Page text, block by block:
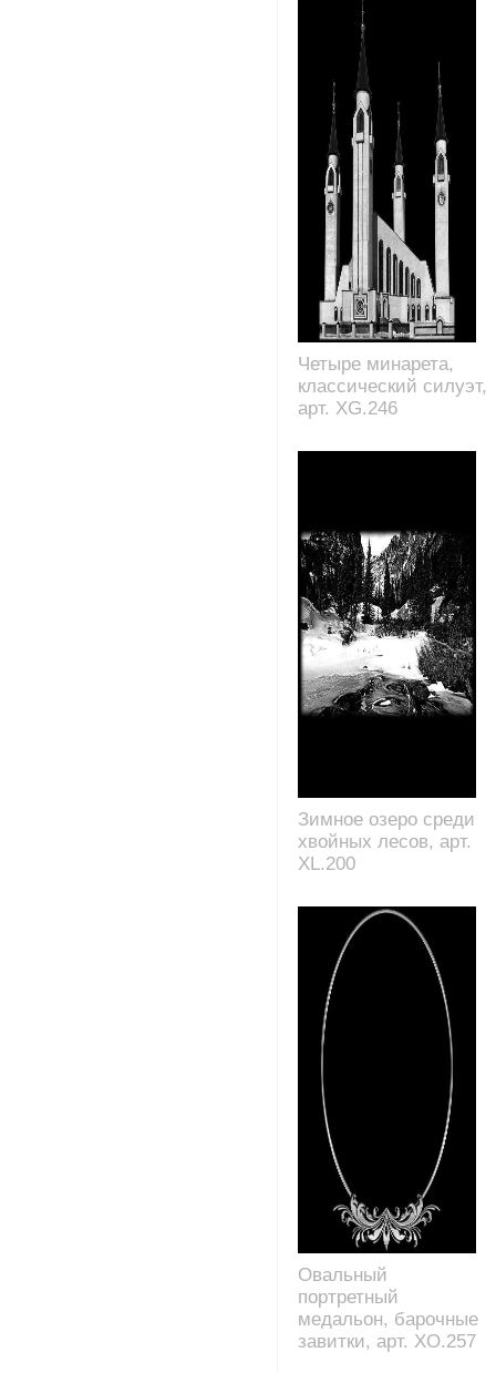
Четыре минарета,
классический силуэт,
арт. XG.246
Зимное озеро среди
хвойных лесов, арт.
XL.200
Овальный
портретный
медальон, барочные
завитки, арт. XO.257